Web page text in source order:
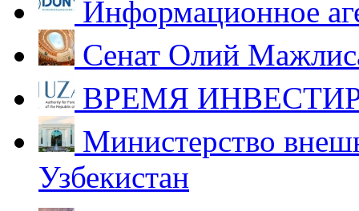
Информационное
Сенат Олий
ВРЕМЯ
Министерство
Узбекистан